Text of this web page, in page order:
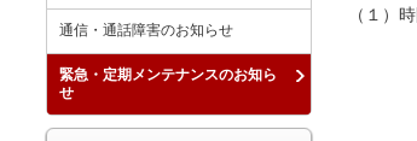
（１）
影響
【
通信・通話障害のお知らせ
緊急・定期メンテナンスのお知ら
せ